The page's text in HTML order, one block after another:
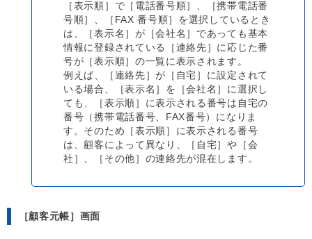
［表示順］で［電話番号順］、［携帯電話番
号順］、［FAX 番号順］を選択しているとき
は、［表示名］が［会社名］であっても基本
情報に登録されている［連絡先］に応じた番
号が［表示順］の一覧に表示されます。
例えば、［連絡先］が［自宅］に設定されて
いる場合、［表示名］を［会社名］に選択し
ても、［表示順］に表示される番号は自宅の
番号（携帯電話番号、FAX番号）になりま
す。そのため［表示順］に表示される番号
は、顧客によって異なり、［自宅］や［会
社］、［その他］の連絡先が混在します。
［顧客元帳］画面